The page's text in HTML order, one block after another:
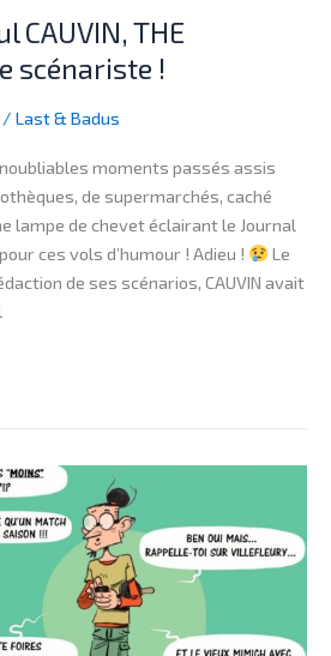
CAUVIN, THE
scénariste !
/ Last & Badus
moments passés assis
de supermarchés, caché
lampe de chevet éclairant le Journal
ces vols d’humour ! Adieu !
Le
de ses scénarios, CAUVIN avait